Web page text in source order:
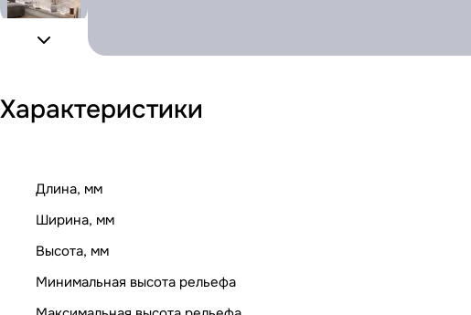
Характеристики
Длина, мм
Ширина, мм
Высота, мм
Минимальная высота рельефа